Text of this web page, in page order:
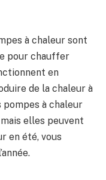
à chaleur sont‌
pour ⁤chauffer
en
de la ⁢chaleur à
pompes à chaleur
elles peuvent
​en été, vous